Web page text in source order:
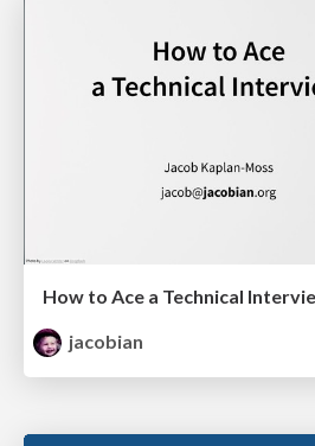
How to Ace a Technical
jacobian